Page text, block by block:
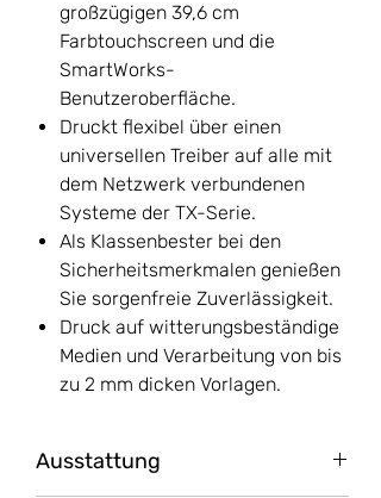
großzügigen 39,6 cm
Farbtouchscreen und die
SmartWorks-
Benutzeroberfläche.
Druckt flexibel über einen
universellen Treiber auf alle mit
dem Netzwerk verbundenen
Systeme der TX-Serie.
Als Klassenbester bei den
Sicherheitsmerkmalen genießen
Sie sorgenfreie Zuverlässigkeit.
Druck auf witterungsbeständige
Medien und Verarbeitung von bis
zu 2 mm dicken Vorlagen.
Ausstattung